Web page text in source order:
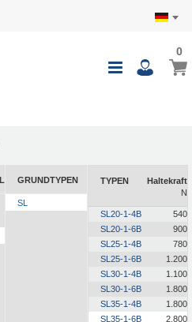
00
GRUNDTYPEN
SL
TYPEN
Haltekraft
N
SL20-1-4B
540
SL20-1-6B
900
SL25-1-4B
780
SL25-1-6B
1.200
SL30-1-4B
1.100
SL30-1-6B
1.800
SL35-1-4B
1.800
SL35-1-6B
2.800